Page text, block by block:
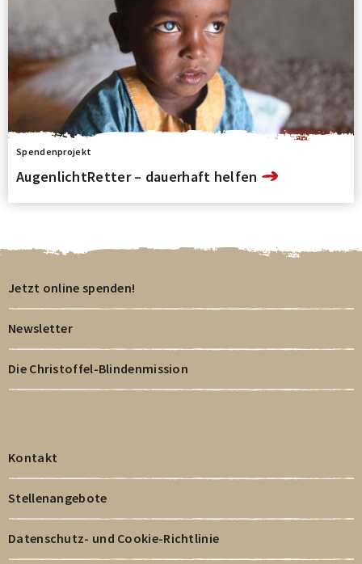
AugenlichtRetter – dauerhaft helfen
Spendenprojekt
Jetzt online spenden!
Newsletter
Die Christoffel-Blindenmission
Kontakt
Stellenangebote
Datenschutz- und Cookie-Richtlinie